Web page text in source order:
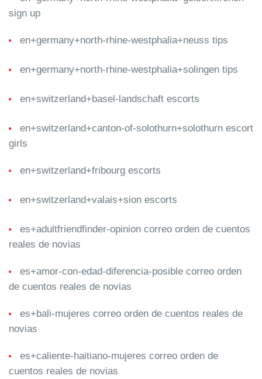
sign up
en+germany+north-rhine-westphalia+neuss tips
en+germany+north-rhine-westphalia+solingen tips
en+switzerland+basel-landschaft escorts
en+switzerland+canton-of-solothurn+solothurn escort
girls
en+switzerland+fribourg escorts
en+switzerland+valais+sion escorts
es+adultfriendfinder-opinion correo orden de cuentos
reales de novias
es+amor-con-edad-diferencia-posible correo orden
de cuentos reales de novias
es+bali-mujeres correo orden de cuentos reales de
novias
es+caliente-haitiano-mujeres correo orden de
cuentos reales de novias